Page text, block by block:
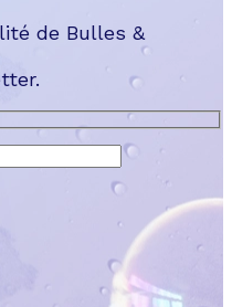
de Bulles &